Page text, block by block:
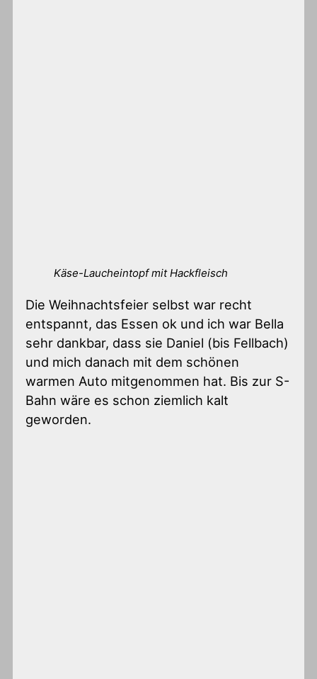
Käse-Laucheintopf mit Hackfleisch
Die Weihnachtsfeier selbst war recht
entspannt, das Essen ok und ich war Bella
sehr dankbar, dass sie Daniel (bis Fellbach)
und mich danach mit dem schönen
warmen Auto mitgenommen hat. Bis zur S-
Bahn wäre es schon ziemlich kalt
geworden.